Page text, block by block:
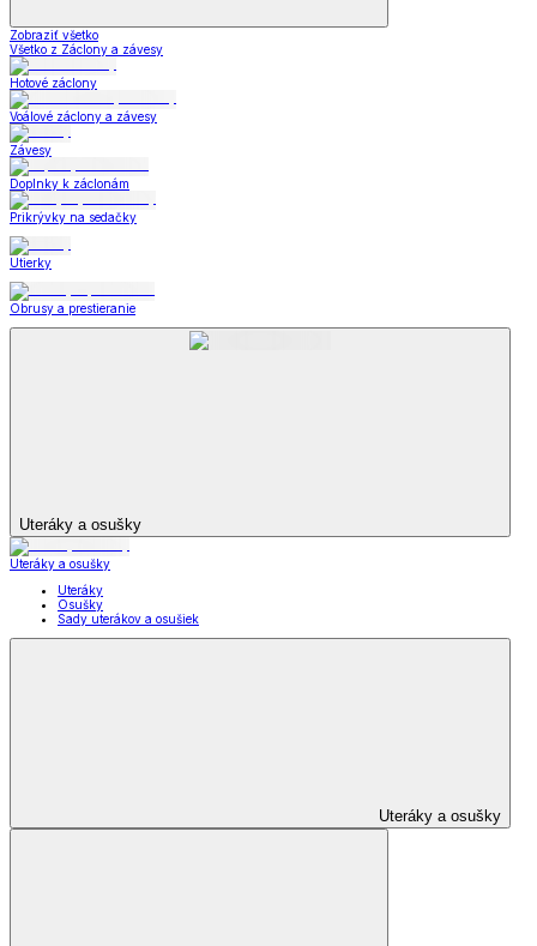
Zobraziť všetko
Všetko z Záclony a závesy
Hotové záclony
Voálové záclony a závesy
Závesy
Doplnky k záclonám
Prikrývky na sedačky
Utierky
Obrusy a prestieranie
Uteráky a osušky
Uteráky a osušky
Uteráky
Osušky
Sady uterákov a osušiek
Uteráky a osušky